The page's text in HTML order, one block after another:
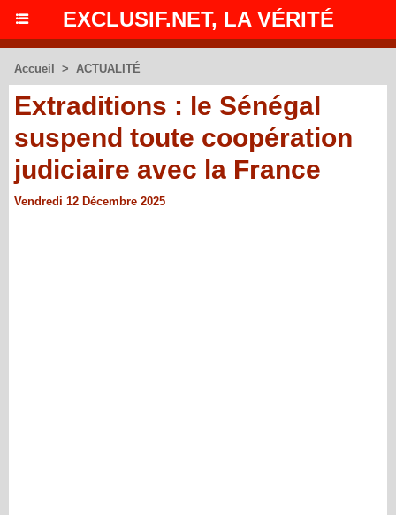
EXCLUSIF.NET, LA VÉRITÉ
Accueil > ACTUALITÉ
Extraditions : le Sénégal
suspend toute coopération
judiciaire avec la France
Vendredi 12 Décembre 2025